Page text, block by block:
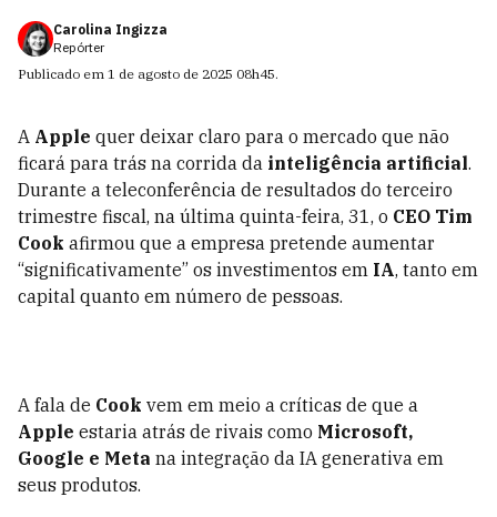
Carolina Ingizza
Repórter
Publicado em 1 de agosto de 2025 08h45.
A Apple quer deixar claro para o mercado que não
ficará para trás na corrida da inteligência artificial.
Durante a teleconferência de resultados do terceiro
trimestre fiscal, na última quinta-feira, 31, o CEO Tim
Cook afirmou que a empresa pretende aumentar
“significativamente” os investimentos em IA, tanto em
capital quanto em número de pessoas.
A fala de Cook vem em meio a críticas de que a
Apple estaria atrás de rivais como Microsoft,
Google e Meta na integração da IA generativa em
seus produtos.